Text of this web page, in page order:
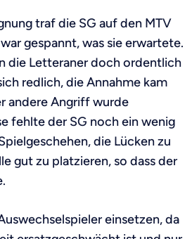
traf die SG auf den MTV
gespannt, was sie erwartete.
die Letteraner doch ordentlich
redlich, die Annahme kam
andere Angriff wurde
fehlte der SG noch ein wenig
die Lücken zu
gut zu platzieren, so dass der
einsetzen, da